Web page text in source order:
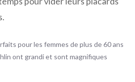
pour les femmes de plus de 60 ans
ont grandi et sont magnifiques